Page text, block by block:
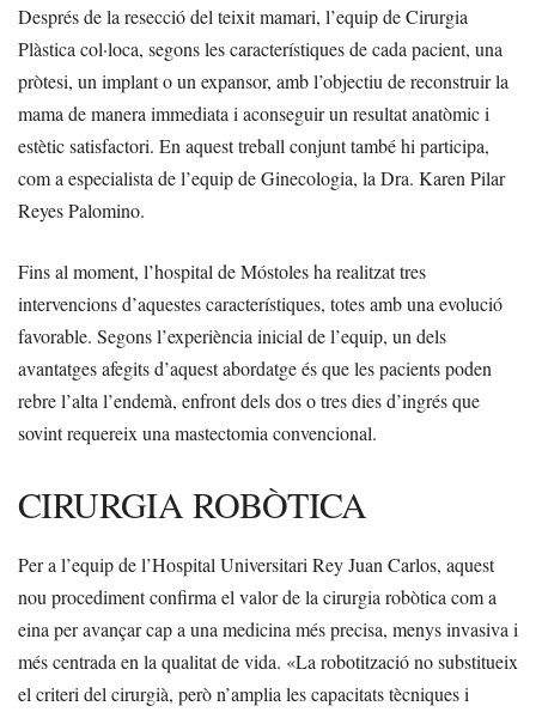
Després de la resecció del teixit mamari, l’equip de Cirurgia
Plàstica col·loca, segons les característiques de cada pacient, una
pròtesi, un implant o un expansor, amb l’objectiu de reconstruir la
mama de manera immediata i aconseguir un resultat anatòmic i
estètic satisfactori. En aquest treball conjunt també hi participa,
com a especialista de l’equip de Ginecologia, la Dra. Karen Pilar
Reyes Palomino.
Fins al moment, l’hospital de Móstoles ha realitzat tres
intervencions d’aquestes característiques, totes amb una evolució
favorable. Segons l’experiència inicial de l’equip, un dels
avantatges afegits d’aquest abordatge és que les pacients poden
rebre l’alta l’endemà, enfront dels dos o tres dies d’ingrés que
sovint requereix una mastectomia convencional.
CIRURGIA ROBÒTICA
Per a l’equip de l’Hospital Universitari Rey Juan Carlos, aquest
nou procediment confirma el valor de la cirurgia robòtica com a
eina per avançar cap a una medicina més precisa, menys invasiva i
més centrada en la qualitat de vida. «La robotització no substitueix
el criteri del cirurgià, però n’amplia les capacitats tècniques i